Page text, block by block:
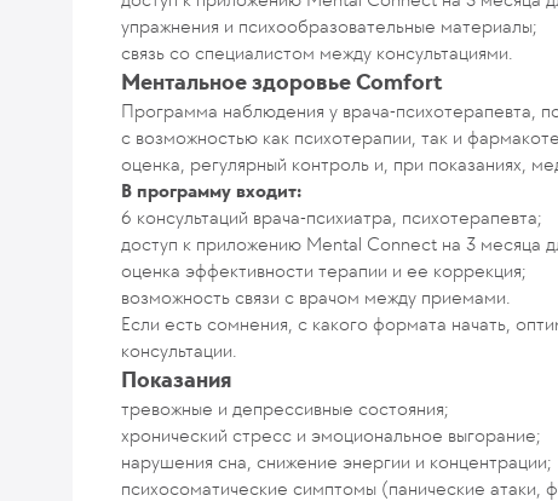
упражнения и психообразовательные материалы;
связь со специалистом между консультациями.
Ментальное здоровье Comfort
Программа наблюдения у врача-психотерапевта,
с возможностью как психотерапии, так и
оценка, регулярный контроль и, при показаниях,
В программу входит:
6 консультаций врача-психиатра, психотерапевта;
доступ к приложению Mental Connect на 3 месяца
оценка эффективности терапии и ее коррекция;
возможность связи с врачом между приемами.
Если есть сомнения, с какого формата начать,
консультации.
Показания
тревожные и депрессивные состояния;
хронический стресс и эмоциональное выгорание;
нарушения сна, снижение энергии и концентрации;
психосоматические симптомы (панические атаки,